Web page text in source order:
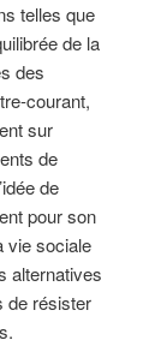
telles que
de la
des
courant,
sur
de
de
pour son
vie sociale
alternatives
de résister